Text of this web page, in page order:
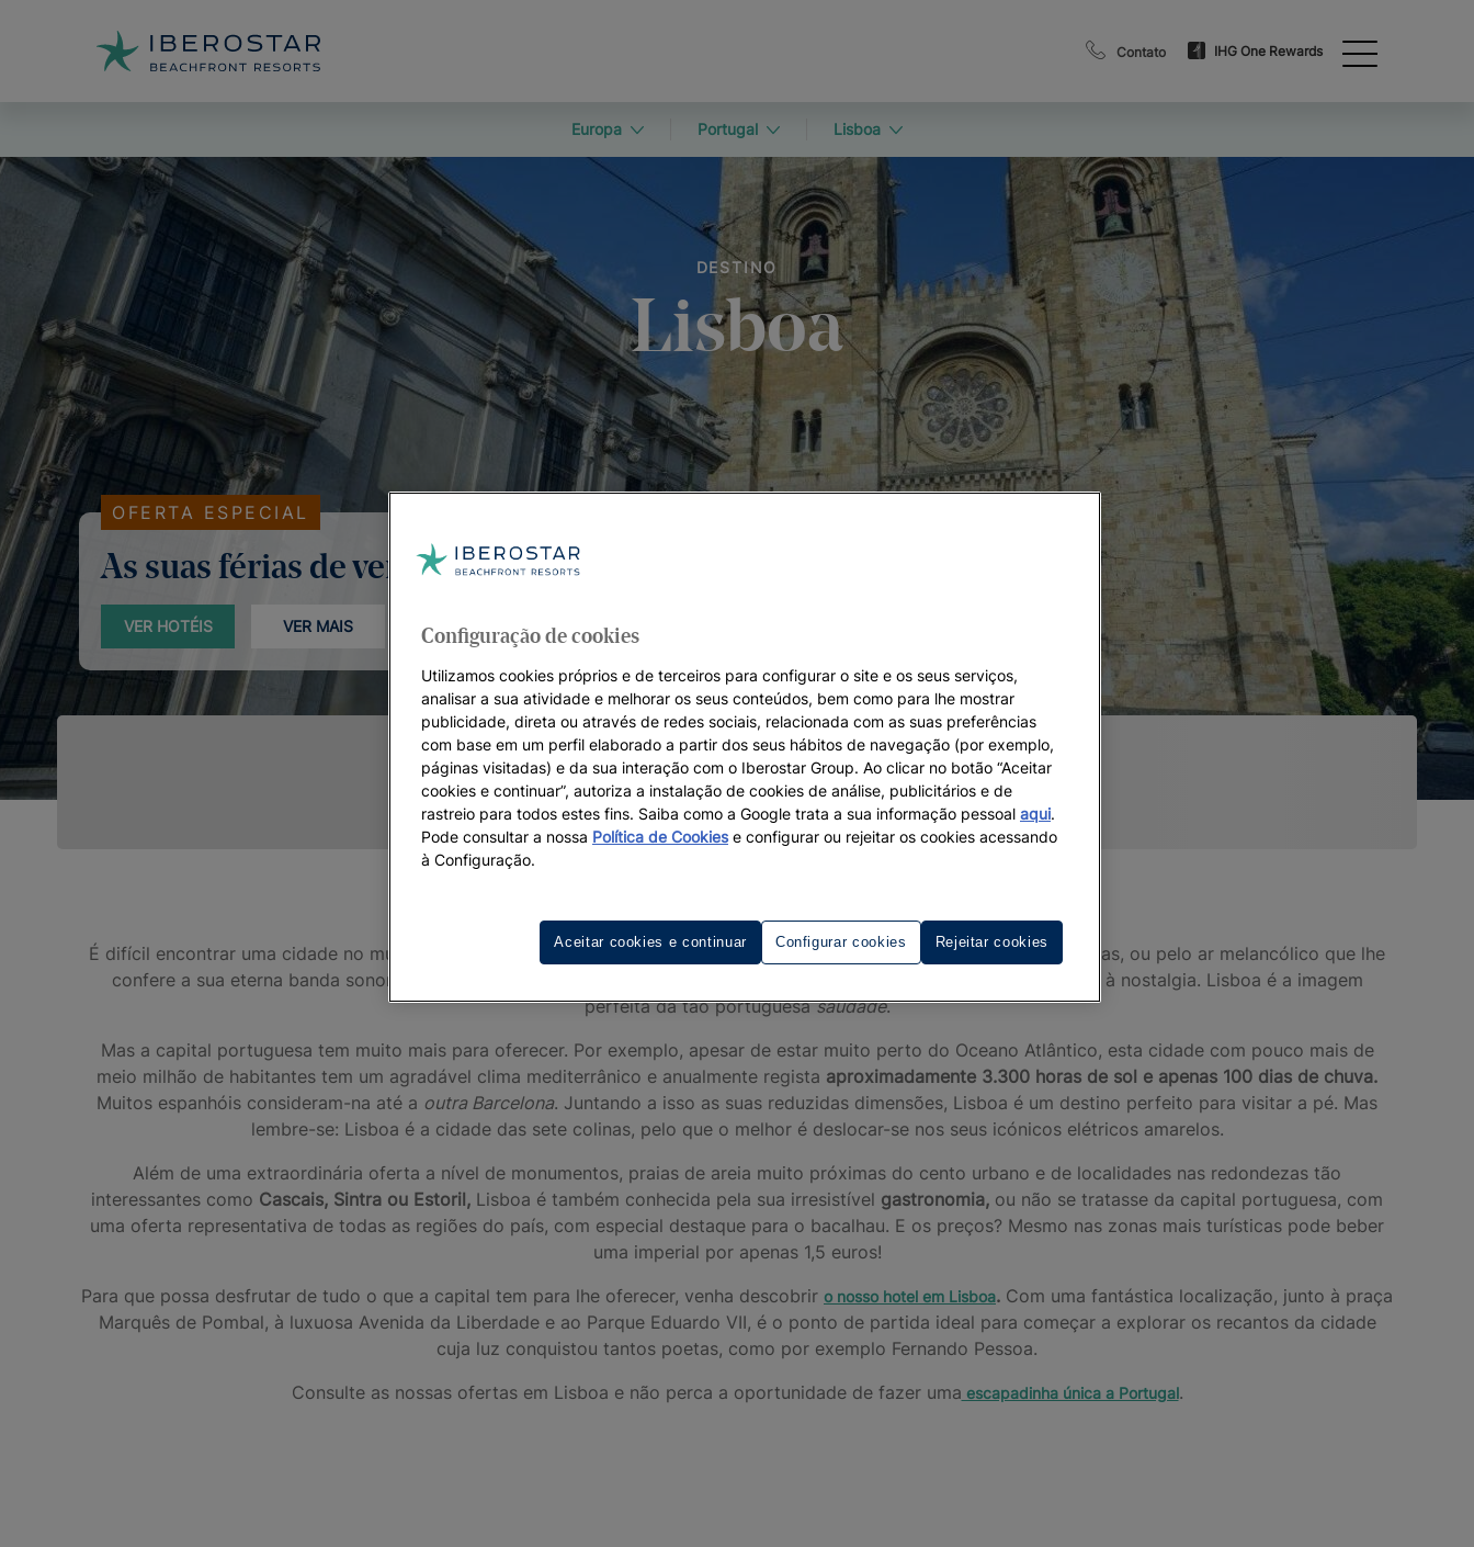
Contato IHG One Rewards
Europa Portugal Lisboa
DESTINO
Lisboa
OFERTA ESPECIAL
As suas férias de verão
VER HOTÉIS VER MAIS
É difícil encontrar uma cidade no mundo que suscite tantas emoções como Lisboa. Seja pela beleza das suas casas antigas, ou pelo ar melancólico que lhe
confere a sua eterna banda sonora - o fado, na inconfundível voz da saudosa Amália Rodrigues -, Lisboa é um convite à nostalgia. Lisboa é a imagem
perfeita da tão portuguesasaudade.
Mas a capital portuguesa tem muito mais para oferecer. Por exemplo, apesar de estar muito perto do Oceano Atlântico, esta cidade com pouco mais de
meio milhão de habitantes tem um agradável clima mediterrânico e anualmente regista aproximadamente 3.300 horas de sol e apenas 100 dias de chuva.
Muitos espanhóis consideram-na até a outra Barcelona. Juntando a isso as suas reduzidas dimensões, Lisboa é um destino perfeito para visitar a pé. Mas
lembre-se: Lisboa é a cidade das sete colinas, pelo que o melhor é deslocar-se nos seus icónicos elétricos amarelos.
Além de uma extraordinária oferta a nível de monumentos, praias de areia muito próximas do cento urbano e de localidades nas redondezas tão
interessantes como Cascais, Sintra ou Estoril, Lisboa é também conhecida pela sua irresistível gastronomia, ou não se tratasse da capital portuguesa, com
uma oferta representativa de todas as regiões do país, com especial destaque para o bacalhau. E os preços? Mesmo nas zonas mais turísticas pode beber
uma imperial por apenas 1,5 euros!
Para que possa desfrutar de tudo o que a capital tem para lhe oferecer, venha descobrir o nosso hotel em Lisboa. Com uma fantástica localização, junto à praça
Marquês de Pombal, à luxuosa Avenida da Liberdade e ao Parque Eduardo VII, é o ponto de partida ideal para começar a explorar os recantos da cidade
cuja luz conquistou tantos poetas, como por exemplo Fernando Pessoa.
Consulte as nossas ofertas em Lisboa e não perca a oportunidade de fazer uma escapadinha única a Portugal.
Configuração de cookies
Utilizamos cookies próprios e de terceiros para configurar o site e os seus serviços,
analisar a sua atividade e melhorar os seus conteúdos, bem como para lhe mostrar
publicidade, direta ou através de redes sociais, relacionada com as suas preferências
com base em um perfil elaborado a partir dos seus hábitos de navegação (por exemplo,
páginas visitadas) e da sua interação com o Iberostar Group. Ao clicar no botão “Aceitar
cookies e continuar”, autoriza a instalação de cookies de análise, publicitários e de
rastreio para todos estes fins. Saiba como a Google trata a sua informação pessoal aqui.
Pode consultar a nossa Política de Cookiese configurar ou rejeitar os cookies acessando
à Configuração.
Configurar cookies Rejeitar cookies
Aceitar cookies e continuar